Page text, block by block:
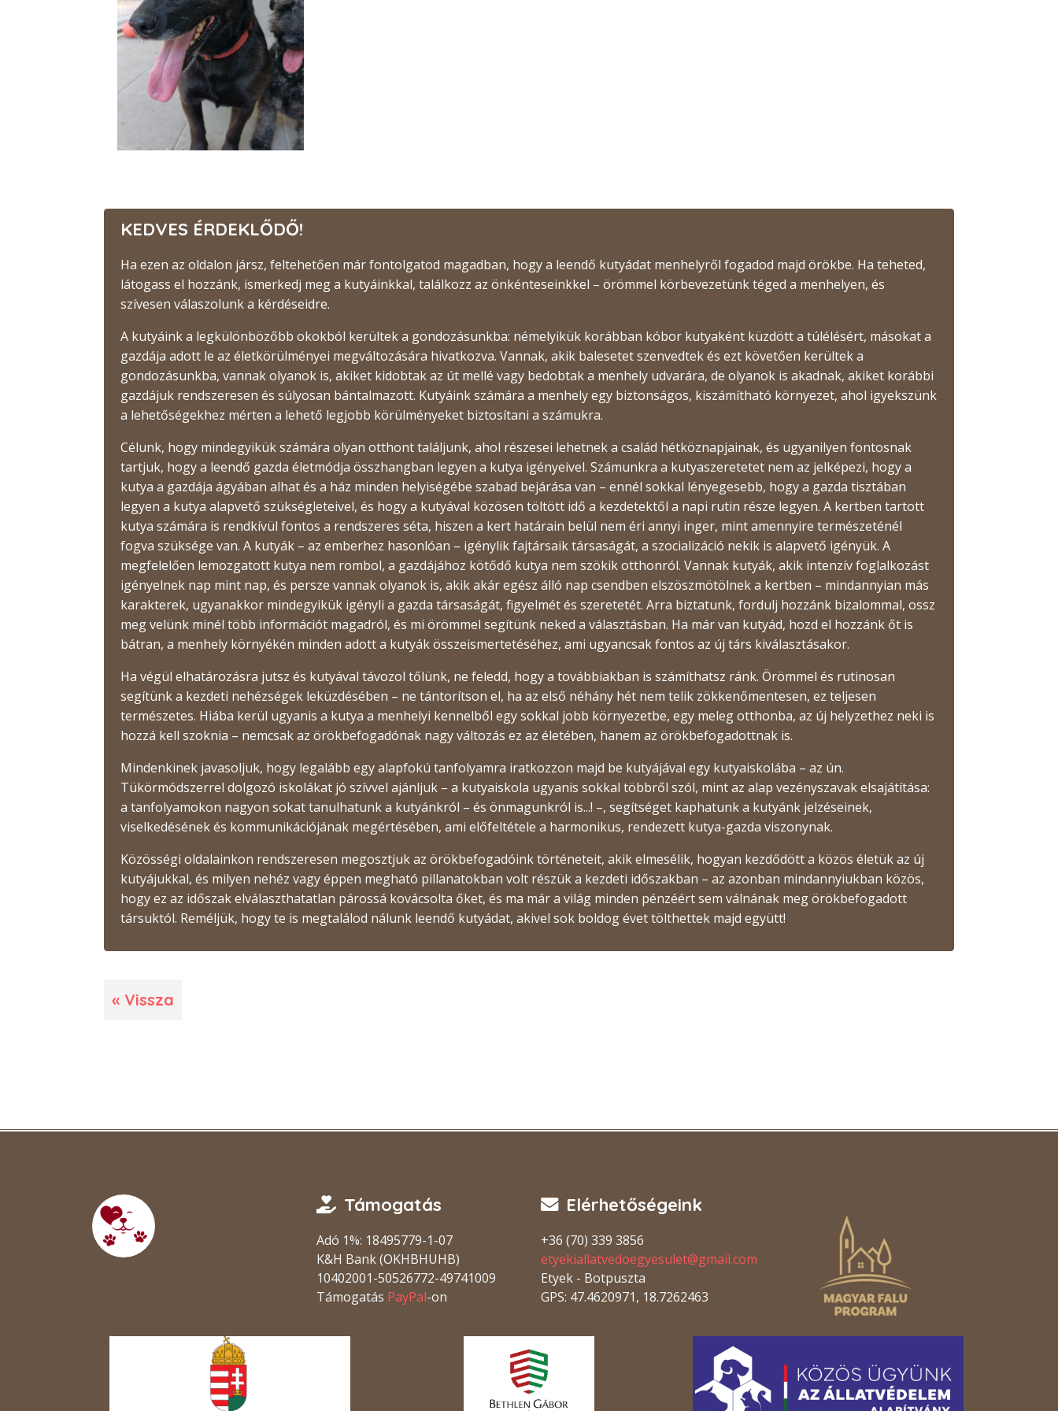
KEDVES ÉRDEKLŐDŐ!
Ha ezen az oldalon jársz, feltehetően már fontolgatod magadban, hogy a leendő kutyádat menhelyről fogadod majd örökbe. Ha teheted,
látogass el hozzánk, ismerkedj meg a kutyáinkkal, találkozz az önkénteseinkkel – örömmel körbevezetünk téged a menhelyen, és
szívesen válaszolunk a kérdéseidre.
A kutyáink a legkülönbözőbb okokból kerültek a gondozásunkba: némelyikük korábban kóbor kutyaként küzdött a túlélésért, másokat a
gazdája adott le az életkörülményei megváltozására hivatkozva. Vannak, akik balesetet szenvedtek és ezt követően kerültek a
gondozásunkba, vannak olyanok is, akiket kidobtak az út mellé vagy bedobtak a menhely udvarára, de olyanok is akadnak, akiket korábbi
gazdájuk rendszeresen és súlyosan bántalmazott. Kutyáink számára a menhely egy biztonságos, kiszámítható környezet, ahol igyekszünk
a lehetőségekhez mérten a lehető legjobb körülményeket biztosítani a számukra.
Célunk, hogy mindegyikük számára olyan otthont találjunk, ahol részesei lehetnek a család hétköznapjainak, és ugyanilyen fontosnak
tartjuk, hogy a leendő gazda életmódja összhangban legyen a kutya igényeivel. Számunkra a kutyaszeretetet nem az jelképezi, hogy a
kutya a gazdája ágyában alhat és a ház minden helyiségébe szabad bejárása van – ennél sokkal lényegesebb, hogy a gazda tisztában
legyen a kutya alapvető szükségleteivel, és hogy a kutyával közösen töltött idő a kezdetektől a napi rutin része legyen. A kertben tartott
kutya számára is rendkívül fontos a rendszeres séta, hiszen a kert határain belül nem éri annyi inger, mint amennyire természeténél
fogva szüksége van. A kutyák – az emberhez hasonlóan – igénylik fajtársaik társaságát, a szocializáció nekik is alapvető igényük. A
megfelelően lemozgatott kutya nem rombol, a gazdájához kötődő kutya nem szökik otthonról. Vannak kutyák, akik intenzív foglalkozást
igényelnek nap mint nap, és persze vannak olyanok is, akik akár egész álló nap csendben elszöszmötölnek a kertben – mindannyian más
karakterek, ugyanakkor mindegyikük igényli a gazda társaságát, figyelmét és szeretetét. Arra biztatunk, fordulj hozzánk bizalommal, ossz
meg velünk minél több információt magadról, és mi örömmel segítünk neked a választásban. Ha már van kutyád, hozd el hozzánk őt is
bátran, a menhely környékén minden adott a kutyák összeismertetéséhez, ami ugyancsak fontos az új társ kiválasztásakor.
Ha végül elhatározásra jutsz és kutyával távozol tőlünk, ne feledd, hogy a továbbiakban is számíthatsz ránk. Örömmel és rutinosan
segítünk a kezdeti nehézségek leküzdésében – ne tántorítson el, ha az első néhány hét nem telik zökkenőmentesen, ez teljesen
természetes. Hiába kerül ugyanis a kutya a menhelyi kennelből egy sokkal jobb környezetbe, egy meleg otthonba, az új helyzethez neki is
hozzá kell szoknia – nemcsak az örökbefogadónak nagy változás ez az életében, hanem az örökbefogadottnak is.
Mindenkinek javasoljuk, hogy legalább egy alapfokú tanfolyamra iratkozzon majd be kutyájával egy kutyaiskolába – az ún.
Tükörmódszerrel dolgozó iskolákat jó szívvel ajánljuk – a kutyaiskola ugyanis sokkal többről szól, mint az alap vezényszavak elsajátítása:
a tanfolyamokon nagyon sokat tanulhatunk a kutyánkról – és önmagunkról is...! –, segítséget kaphatunk a kutyánk jelzéseinek,
viselkedésének és kommunikációjának megértésében, ami előfeltétele a harmonikus, rendezett kutya-gazda viszonynak.
Közösségi oldalainkon rendszeresen megosztjuk az örökbefogadóink történeteit, akik elmesélik, hogyan kezdődött a közös életük az új
kutyájukkal, és milyen nehéz vagy éppen megható pillanatokban volt részük a kezdeti időszakban – az azonban mindannyiukban közös,
hogy ez az időszak elválaszthatatlan párossá kovácsolta őket, és ma már a világ minden pénzéért sem válnának meg örökbefogadott
társuktól. Reméljük, hogy te is megtalálod nálunk leendő kutyádat, akivel sok boldog évet tölthettek majd együtt!
« Vissza
Támogatás
Adó 1%: 18495779-1-07
K&H Bank (OKHBHUHB)
10402001-50526772-49741009
Támogatás PayPal-on
Elérhetőségeink
+36 (70) 339 3856
etyekiallatvedoegyesulet@gmail.com
Etyek - Botpuszta
GPS: 47.4620971, 18.7262463